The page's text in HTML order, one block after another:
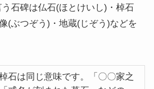
石碑は仏石(ほとけいし)・棹石
(ぶつぞう)・地蔵(じぞう)などを
石は同じ意味です。「〇〇家之